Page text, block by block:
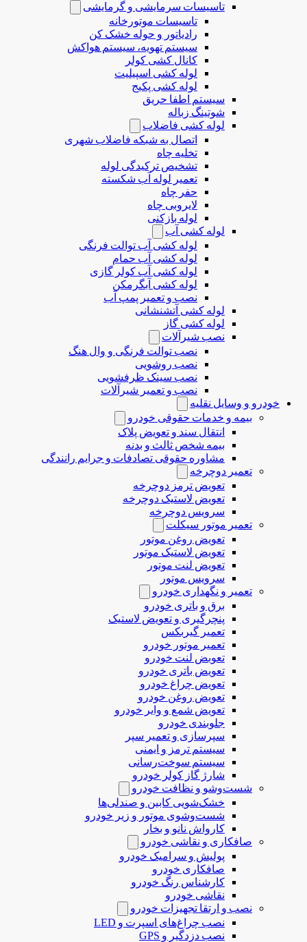
تاسیسات سرمایشی و گرمایشی
تاسیسات موتورخانه
رادیاتور و حوله خشک کن
سیستم تهویه، سیستم هواکش
کانال کشی کولر
لوله کشی اسپیلیت
لوله کشی پکیج
سیستم اطفا حریق
شوتینگ زباله
لوله كشی فاضلاب
اتصال به شبکه فاضلاب شهری
تخلیه چاه
تشخیص ترکیدگی لوله
تعمیر لوله آب شکسته
حفر چاه
لایروبی چاه
لوله بازکنی
لوله کشی آب
لوله کشی آب توالت فرنگی
لوله کشی آب حمام
لوله کشی آب کولر گازی
لوله کشی آبگرمکن
نصب و تعمیر پمپ آب
لوله کشی آتشنشانی
لوله کشی گاز
نصب شیرآلات
نصب توالت فرنگی و وال هنگ
نصب روشویی
نصب سینک ظرفشویی
نصب و تعمیر شیرآلات
خودرو و وسایل نقلیه
بیمه و خدمات حقوقی خودرو
انتقال سند و تعویض پلاک
بیمه شخص ثالث و بدنه
مشاوره حقوقی تصادفات و جرایم رانندگی
تعمیر دوچرخه
تعویض ترمز دوچرخه
تعویض لاستیک دوچرخه
سرویس دوچرخه
تعمیر موتور سیکلت
تعویض روغن موتور
تعویض لاستیک موتور
تعویض لنت موتور
سرویس موتور
تعمیر و نگهداری خودرو
برق و باتری خودرو
پنچرگیری و تعویض لاستیک
تعمیر گیربکس
تعمیر موتور خودرو
تعوبض لنت خودرو
تعویض باتری خودرو
تعویض چراغ خودرو
تعویض روغن خودرو
تعویض شمع و وایر خودرو
جلوبندی خودرو
سپرسازی و تعمیر سپر
سیستم ترمز و ایمنی
سیستم سوخت‌رسانی
شارژ گاز کولر خودرو
شست‌وشو و نظافت خودرو
خشک‌شویی کابین و صندلی‌ها
شست‌وشوی موتور و زیر خودرو
کارواش نانو و بخار
صافکاری و نقاشی خودرو
پولیش و سرامیک خودرو
صافکاری خودرو
کارشناس رنگ خودرو
نقاشی خودرو
نصب و ارتقا تجهیزات خودرو
نصب چراغ‌های اسپرت و LED
نصب دزدگیر و GPS